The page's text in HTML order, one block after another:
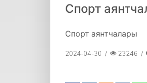
Спорт
Спорт аянтчалары
2024-04-30 / 23246 /